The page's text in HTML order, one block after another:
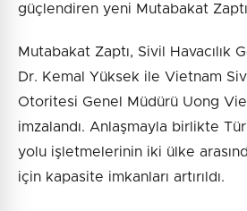
güçlendiren yeni Mutabakat Zaptı
Mutabakat Zaptı, Sivil Havacılık
Dr. Kemal Yüksek ile Vietnam
Otoritesi Genel Müdürü Uong
imzalandı. Anlaşmayla birlikte
yolu işletmelerinin iki ülke
için kapasite imkanları artırıldı.